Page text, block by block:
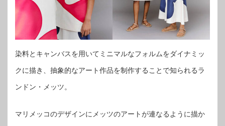
染料とキャンバスを用いてミニマルなフォルムをダイナミッ
クに描き、抽象的なアート作品を制作することで知られるラ
ンドン・メッツ。
マリメッコのデザインにメッツのアートが連なるように描か